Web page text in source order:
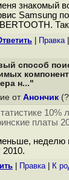
знакомый
Samsung
Правка|
способ
н..."
от Анончик
10%
платы
неделю
2010.
Правка| К